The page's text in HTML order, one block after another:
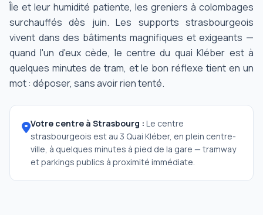
Île et leur humidité patiente, les greniers à colombages
surchauffés dès juin. Les supports strasbourgeois
vivent dans des bâtiments magnifiques et exigeants —
quand l'un d'eux cède, le centre du quai Kléber est à
quelques minutes de tram, et le bon réflexe tient en un
mot : déposer, sans avoir rien tenté.
Votre centre à Strasbourg : Le centre
strasbourgeois est au 3 Quai Kléber, en plein centre-
ville, à quelques minutes à pied de la gare — tramway
et parkings publics à proximité immédiate.